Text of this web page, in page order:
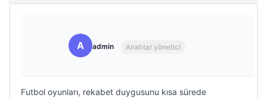
A admin Anahtar yönetici
Futbol oyunları, rekabet duygusunu kısa sürede